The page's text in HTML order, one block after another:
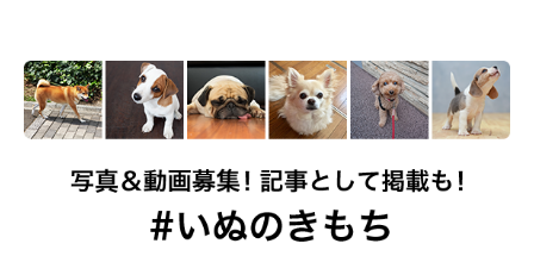
写真提供・取材協力／@PONA_15さん／X（旧Twitter）
取材・文／COCO
2025年6月時点の情報であり、現在と異なる場合があります。